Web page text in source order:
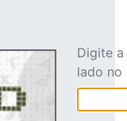
Digite
lado no